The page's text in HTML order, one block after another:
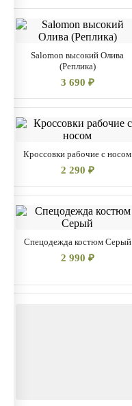
Salomon высокий Олива
(Реплика)
3 690 ₽
Кроссовки рабочие с носом
2 290 ₽
Спецодежда костюм Серый
2 990 ₽